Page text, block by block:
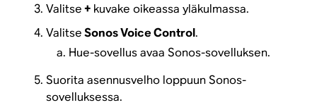
Valitse+ kuvake oikeassa yläkulmassa.
ValitseSonos Voice Control.
Hue-sovellus avaa Sonos-sovelluksen.
Suorita asennusvelho loppuun Sonos-
sovelluksessa.